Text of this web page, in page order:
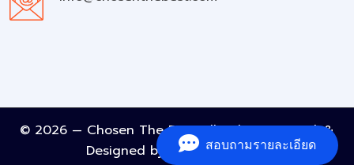
© 2026 — Chosen The Best All rights reserved. &
Designed by
A Must Element
สอบถามรายละเอียด